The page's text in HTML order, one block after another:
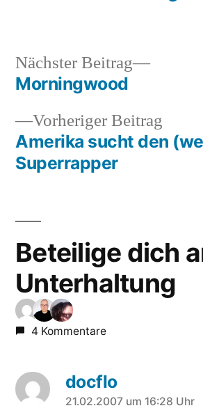
Vorheriger Beitrag
Amerika sucht den
Superrapper
Nächster Beitrag
Nächster
Morningwood
Beteilige dich
Unterhaltung
4 Kommentare
docflo
sagt:
21.02.2007 um 16:28 Uhr